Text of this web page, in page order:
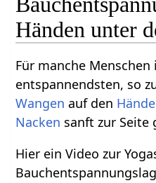
Händen unter
Für manche Menschen
entspannendsten, so
Wangen auf den
Nacken sanft zur Seite
Hier ein Video zur